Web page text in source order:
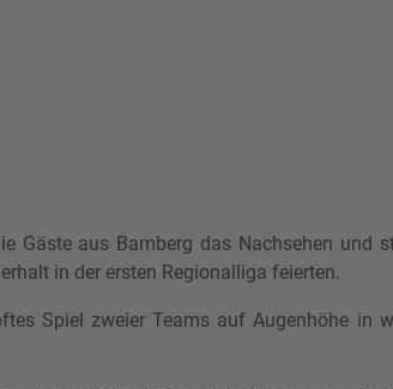
Gäste aus Bamberg das Nachsehen und
in der ersten Regionalliga feierten.
Spiel zweier Teams auf Augenhöhe in